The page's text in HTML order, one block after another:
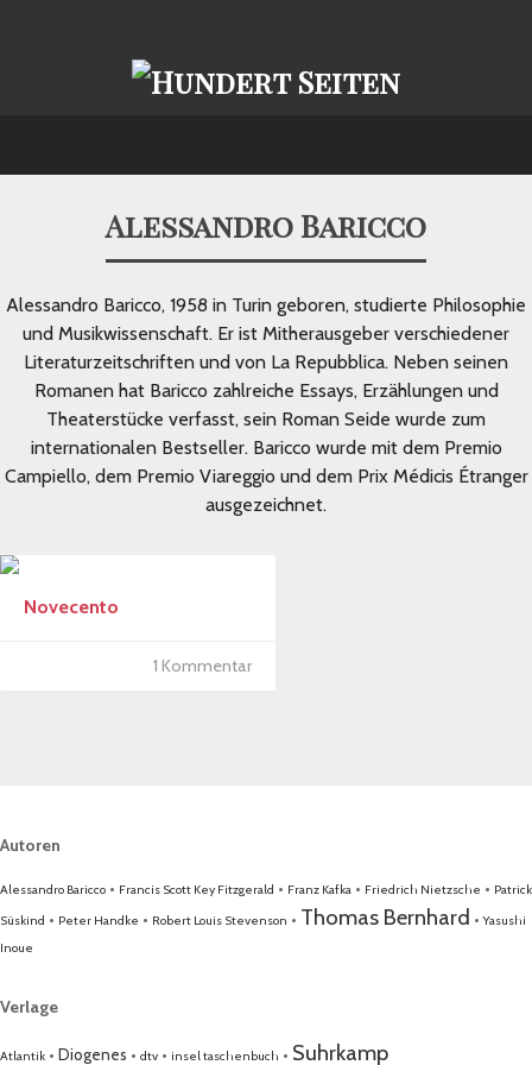
Alessandro Baricco
Alessandro Baricco, 1958 in Turin geboren, studierte Philosophie
und Musikwissenschaft. Er ist Mitherausgeber verschiedener
Literaturzeitschriften und von La Repubblica. Neben seinen
Romanen hat Baricco zahlreiche Essays, Erzählungen und
Theaterstücke verfasst, sein Roman Seide wurde zum
internationalen Bestseller. Baricco wurde mit dem Premio
Campiello, dem Premio Viareggio und dem Prix Médicis Étranger
ausgezeichnet.
Novecento
1 Kommentar
Autoren
Alessandro Baricco • Francis Scott Key Fitzgerald • Franz Kafka • Friedrich Nietzsche • Patrick
Süskind • Peter Handke • Robert Louis Stevenson • Thomas Bernhard •Yasushi
Inoue
Verlage
Atlantik • Diogenes • dtv • insel taschenbuch • Suhrkamp